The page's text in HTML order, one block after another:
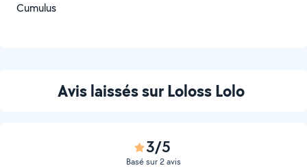
Cumulus
Avis laissés sur Loloss Lolo
3/5
Basé sur 2 avis